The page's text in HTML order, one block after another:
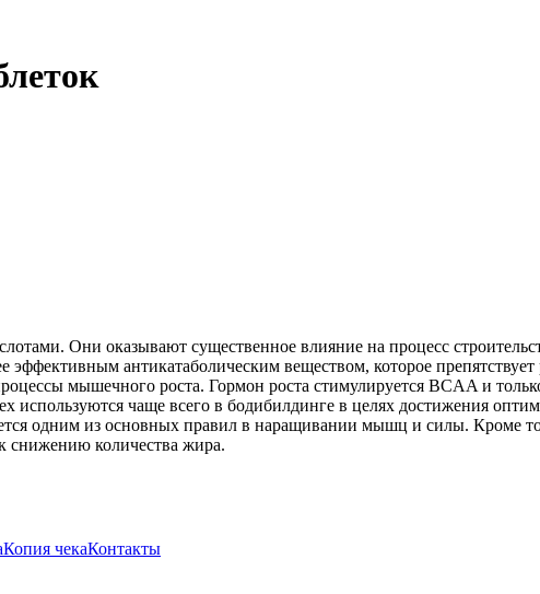
Они оказывают существенное влияние на процесс
эффективным антикатаболическим веществом, которое
мышечного роста. Гормон роста стимулируется BCAA и
используются чаще всего в бодибилдинге в целях достижения
одним из основных правил в наращивании мышц и силы. Кроме
снижению количества жира.
Копия чекаКонтакты